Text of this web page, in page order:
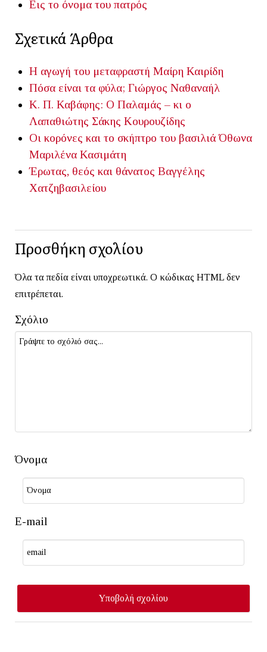
Εις το όνομα του πατρός
Σχετικά Άρθρα
Η αγωγή του μεταφραστή Μαίρη Καιρίδη
Πόσα είναι τα φύλα; Γιώργος Ναθαναήλ
Κ. Π. Καβάφης: Ο Παλαμάς – κι ο
Λαπαθιώτης Σάκης Κουρουζίδης
Οι κορόνες και το σκήπτρο του βασιλιά Όθωνα
Μαριλένα Κασιμάτη
Έρωτας, θεός και θάνατος Βαγγέλης
Χατζηβασιλείου
Προσθήκη σχολίου
Όλα τα πεδία είναι υποχρεωτικά. Ο κώδικας HTML δεν
επιτρέπεται.
Σχόλιο
Όνομα
E-mail